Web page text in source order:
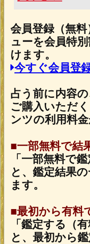
札】心の奥底視抜く◆魂
2026年7月30日リリース
ダウジング｜英国認定◆
タ当て”マリーの高精度